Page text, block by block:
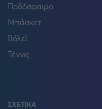
Ποδόσφαιρο
Μπάσκετ
Βόλεϊ
Τέννις
ΣΧΕΤΙΚΑ